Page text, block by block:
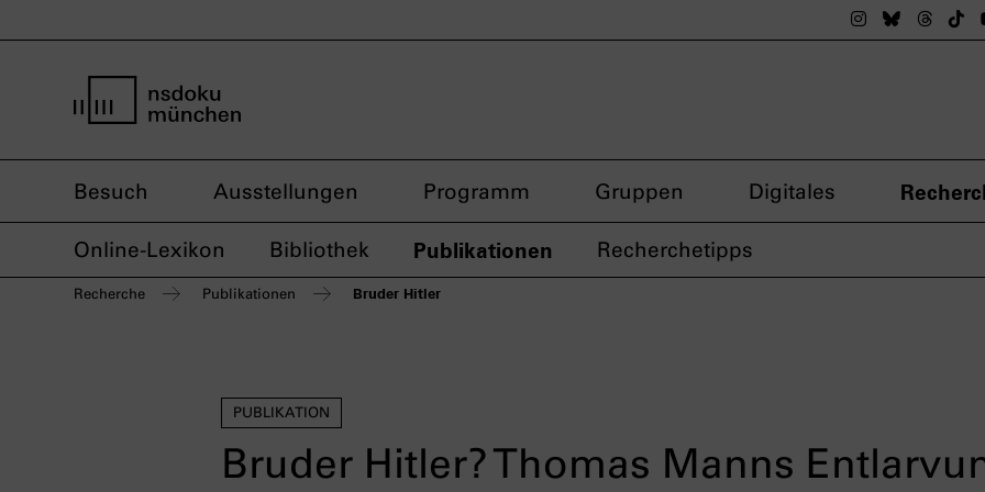
Das nsdoku
DasDas
Besuch Ausstellungen Programm Gruppen Digitales
Online-Lexikon Bibliothek Publikationen Recherchetipps
Recherche Publikationen Bruder Hitler
PUBLIKATION
Bruder Hitler? Thomas Manns